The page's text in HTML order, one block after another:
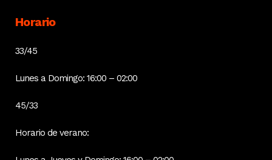
Horario
33/45
Lunes a Domingo: 16:00 – 02:00
45/33
Horario de verano: